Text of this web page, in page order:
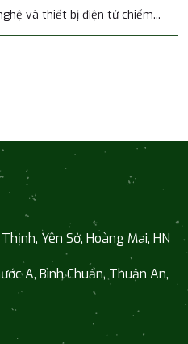
và thiết bị điện tử chiếm...
Yên Sở, Hoàng Mai, HN
A, Bình Chuẩn, Thuận An,